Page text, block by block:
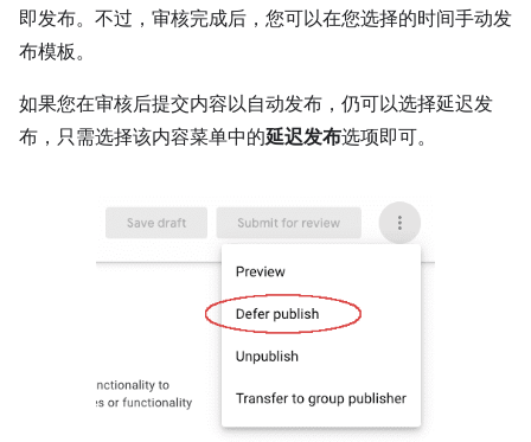
即发布。 不过，审核完成后，您可以在您选择的时间手动发
布模板。
如果您在审核后提交内容以自动发布，仍可以选择延迟发
布，只需选择该内容菜单中的延迟发布选项即可。